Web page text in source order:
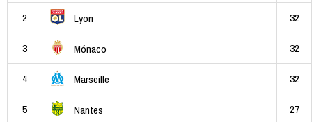
2 Lyon 32
3 Mónaco 32
4 Marseille 32
5 Nantes 27